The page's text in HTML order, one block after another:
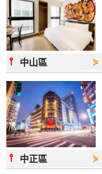
訂
單
管
理
會
員
帳
⫯ 中山區 ⋟
⫯ 中正區 ⋟